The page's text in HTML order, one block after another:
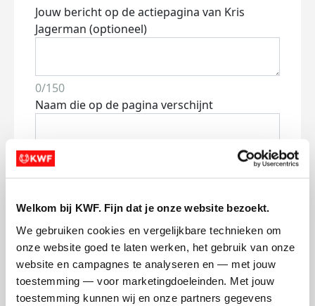
Welkom bij KWF. Fijn dat je onze website bezoekt.
We gebruiken cookies en vergelijkbare technieken om
onze website goed te laten werken, het gebruik van onze
website en campagnes te analyseren en — met jouw
toestemming — voor marketingdoeleinden. Met jouw
toestemming kunnen wij en onze partners gegevens
Jouw bericht op de actiepagina van Kris
Jagerman (optioneel)
0/150
Naam die op de pagina verschijnt